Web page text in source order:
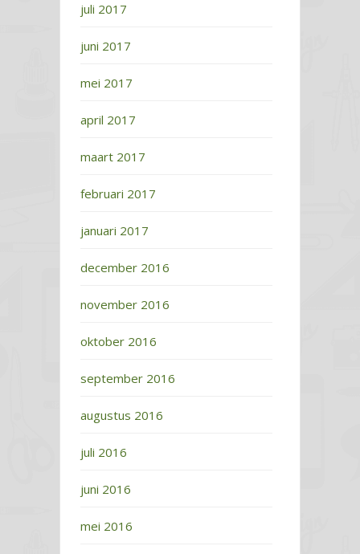
juli 2017
juni 2017
mei 2017
april 2017
maart 2017
februari 2017
januari 2017
december 2016
november 2016
oktober 2016
september 2016
augustus 2016
juli 2016
juni 2016
mei 2016